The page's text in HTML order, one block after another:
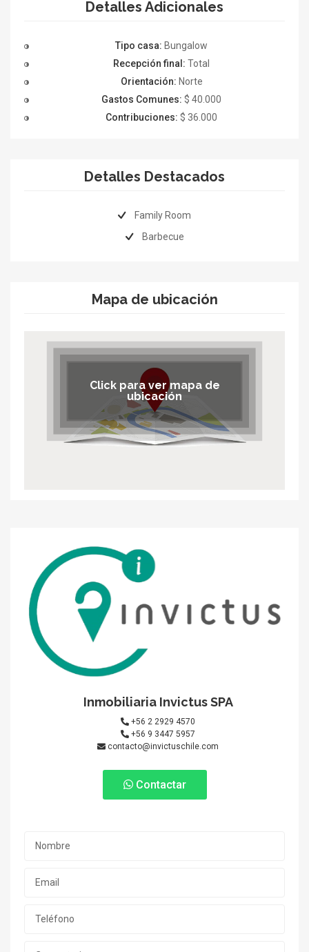
Detalles Adicionales
Tipo casa: Bungalow
Recepción final: Total
Orientación: Norte
Gastos Comunes: $ 40.000
Contribuciones: $ 36.000
Detalles Destacados
Family Room
Barbecue
Mapa de ubicación
Click para ver mapa de
ubicación
Inmobiliaria Invictus SPA
+56 2 2929 4570
+56 9 3447 5957
contacto@invictuschile.com
Contactar